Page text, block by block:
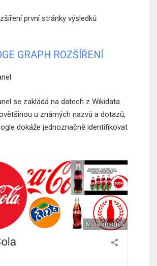
první stránky výsledků
GRAPH ROZŠÍŘENÍ
se zakládá na datech z Wikidata.
u známých nazvů a dotazů,
dokáže jednoznačně identifikovat